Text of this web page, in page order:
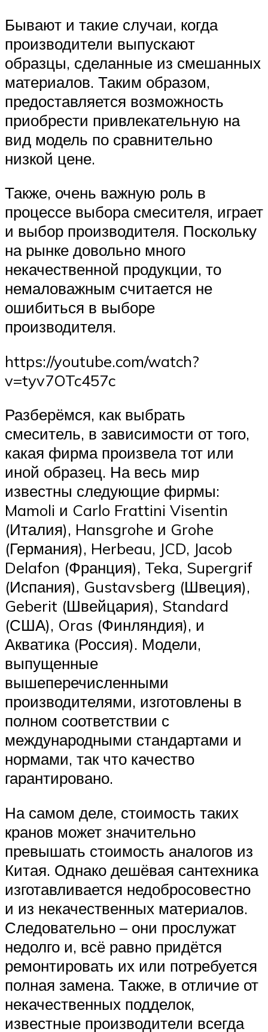
Бывают и такие случаи, когда
производители выпускают
образцы, сделанные из смешанных
материалов. Таким образом,
предоставляется возможность
приобрести привлекательную на
вид модель по сравнительно
низкой цене.
Также, очень важную роль в
процессе выбора смесителя, играет
и выбор производителя. Поскольку
на рынке довольно много
некачественной продукции, то
немаловажным считается не
ошибиться в выборе
производителя.
https://youtube.com/watch?
v=tyv7OTc457c
Разберёмся, как выбрать
смеситель, в зависимости от того,
какая фирма произвела тот или
иной образец. На весь мир
известны следующие фирмы:
Mamoli и Carlo Frattini Visentin
(Италия), Hansgrohe и Grohe
(Германия), Herbeau, JCD, Jacob
Delafon (Франция), Teka, Supergrif
(Испания), Gustavsberg (Швеция),
Geberit (Швейцария), Standard
(США), Oras (Финляндия), и
Акватика (Россия). Модели,
выпущенные
вышеперечисленными
производителями, изготовлены в
полном соответствии с
международными стандартами и
нормами, так что качество
гарантировано.
На самом деле, стоимость таких
кранов может значительно
превышать стоимость аналогов из
Китая. Однако дешёвая сантехника
изготавливается недобросовестно
и из некачественных материалов.
Следовательно – они прослужат
недолго и, всё равно придётся
ремонтировать их или потребуется
полная замена. Также, в отличие от
некачественных подделок,
известные производители всегда